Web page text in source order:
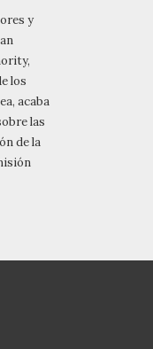
y
los
acaba
las
de la